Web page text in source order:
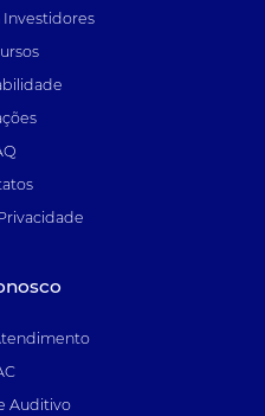
Investidores
Auditivo